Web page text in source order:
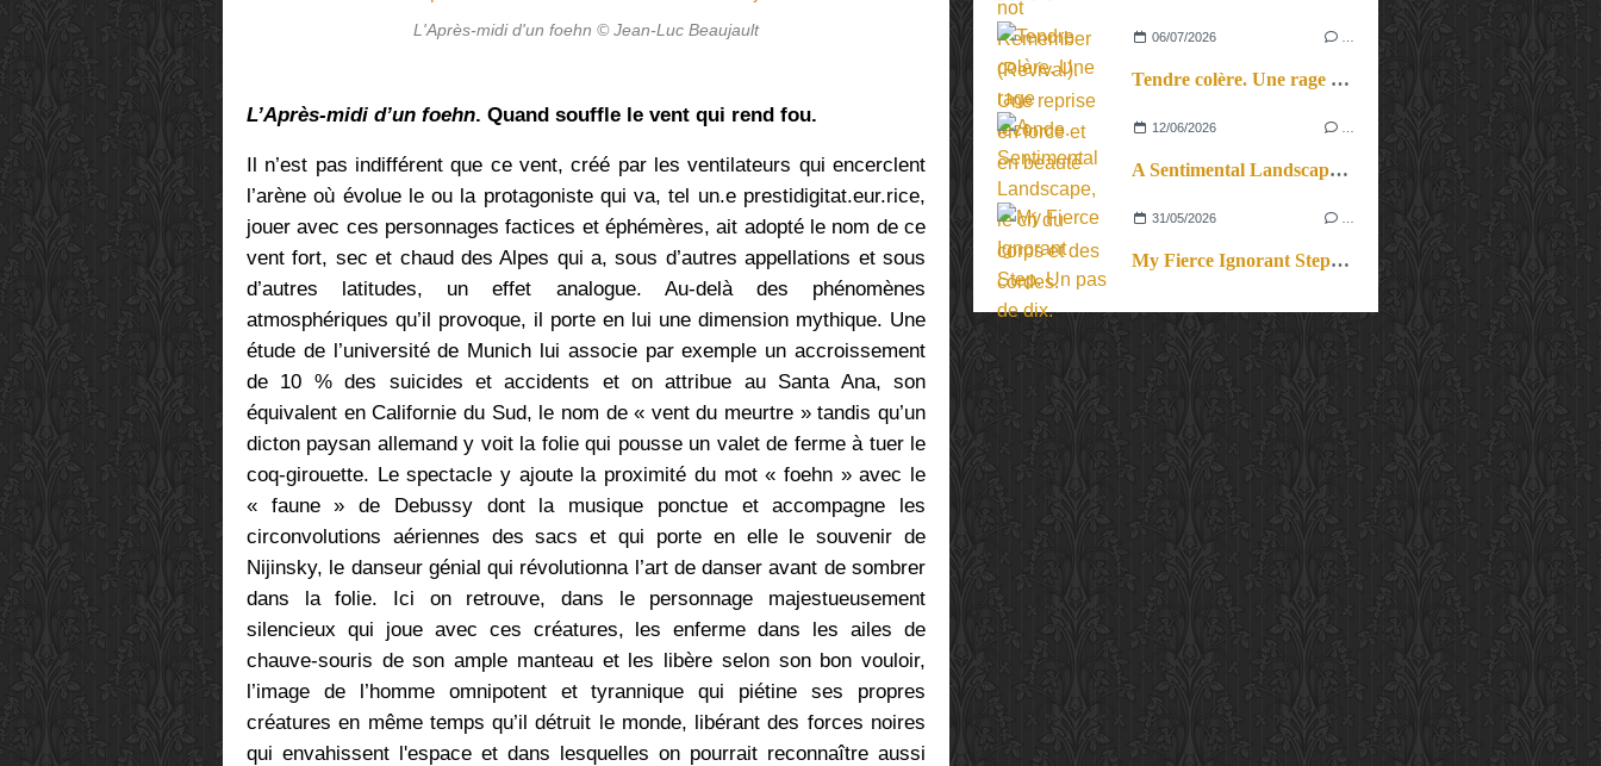
L'Après-midi d'un foehn © Jean-Luc Beaujault
L’Après-midi d’un foehn. Quand souffle le vent qui rend fou.
Il n’est pas indifférent que ce vent, créé par les ventilateurs qui encerclent
l’arène où évolue le ou la protagoniste qui va, tel un.e prestidigitat.eur.rice,
jouer avec ces personnages factices et éphémères, ait adopté le nom de ce
vent fort, sec et chaud des Alpes qui a, sous d’autres appellations et sous
d’autres latitudes, un effet analogue. Au-delà des phénomènes
atmosphériques qu’il provoque, il porte en lui une dimension mythique. Une
étude de l’université de Munich lui associe par exemple un accroissement
de 10 % des suicides et accidents et on attribue au Santa Ana, son
équivalent en Californie du Sud, le nom de « vent du meurtre » tandis qu’un
dicton paysan allemand y voit la folie qui pousse un valet de ferme à tuer le
coq-girouette. Le spectacle y ajoute la proximité du mot « foehn » avec le
« faune » de Debussy dont la musique ponctue et accompagne les
circonvolutions aériennes des sacs et qui porte en elle le souvenir de
Nijinsky, le danseur génial qui révolutionna l’art de danser avant de sombrer
dans la folie. Ici on retrouve, dans le personnage majestueusement
silencieux qui joue avec ces créatures, les enferme dans les ailes de
chauve-souris de son ample manteau et les libère selon son bon vouloir,
l’image de l’homme omnipotent et tyrannique qui piétine ses propres
créatures en même temps qu’il détruit le monde, libérant des forces noires
qui envahissent l'espace et dans lesquelles on pourrait reconnaître aussi
06/07/2026
Tendre colère. Une rage féconde.
12/06/2026
A Sentimental Landscape, le cri du corps et des cordes.
31/05/2026
My Fierce Ignorant Step. Un pas de dix.